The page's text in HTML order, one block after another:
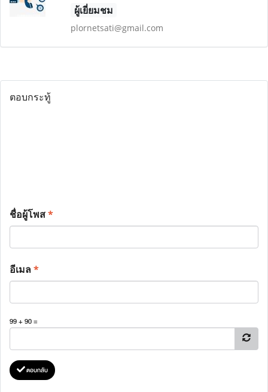
ผู้เยี่ยมชม
plornetsati@gmail.com
ตอบกระทู้
ชื่อผู้โพส*
อีเมล*
99 + 90 =
ตอบกลับ